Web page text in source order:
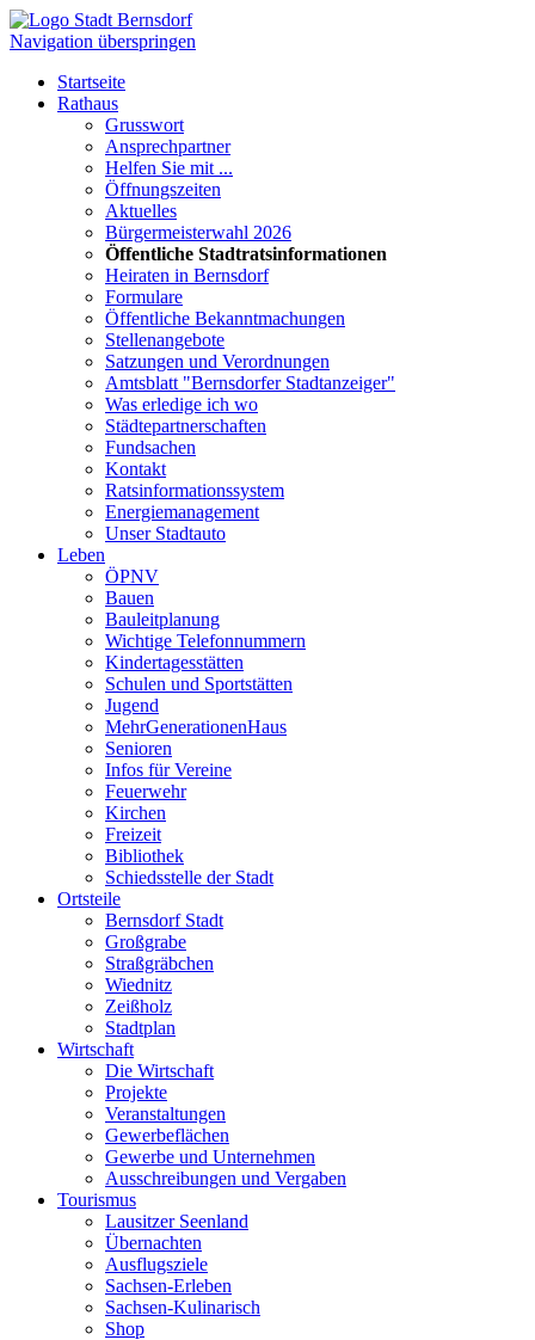
Navigation überspringen
Startseite
Rathaus
Grusswort
Ansprechpartner
Helfen Sie mit ...
Öffnungszeiten
Aktuelles
Bürgermeisterwahl 2026
Öffentliche Stadtratsinformationen
Heiraten in Bernsdorf
Formulare
Öffentliche Bekanntmachungen
Stellenangebote
Satzungen und Verordnungen
Amtsblatt "Bernsdorfer Stadtanzeiger"
Was erledige ich wo
Städtepartnerschaften
Fundsachen
Kontakt
Ratsinformationssystem
Energiemanagement
Unser Stadtauto
Leben
ÖPNV
Bauen
Bauleitplanung
Wichtige Telefonnummern
Kindertagesstätten
Schulen und Sportstätten
Jugend
MehrGenerationenHaus
Senioren
Infos für Vereine
Feuerwehr
Kirchen
Freizeit
Bibliothek
Schiedsstelle der Stadt
Ortsteile
Bernsdorf Stadt
Großgrabe
Straßgräbchen
Wiednitz
Zeißholz
Stadtplan
Wirtschaft
Die Wirtschaft
Projekte
Veranstaltungen
Gewerbeflächen
Gewerbe und Unternehmen
Ausschreibungen und Vergaben
Tourismus
Lausitzer Seenland
Übernachten
Ausflugsziele
Sachsen-Erleben
Sachsen-Kulinarisch
Shop